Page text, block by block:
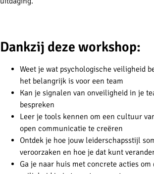
Dankzij deze workshop:
Weet je wat psychologische veiligheid
het belangrijk is voor een team
Kan je signalen van onveiligheid in je
bespreken
Leer je tools kennen om een cultuur
open communicatie te creëren
Ontdek je hoe jouw leiderschapsstijl
veroorzaken en hoe je dat kunt
Ga je naar huis met concrete acties om